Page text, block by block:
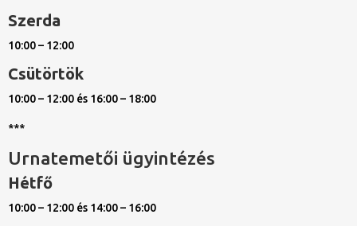
Szerda
10:00 – 12:00
Csütörtök
10:00 – 12:00 és 16:00 – 18:00
***
Urnatemetői ügyintézés
Hétfő
10:00 – 12:00 és 14:00 – 16:00